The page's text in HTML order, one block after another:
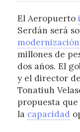
El Aeropuerto
Serdán será
modernización
millones de
dos años. El
y el director
Tonatiuh
propuesta
la capacidad